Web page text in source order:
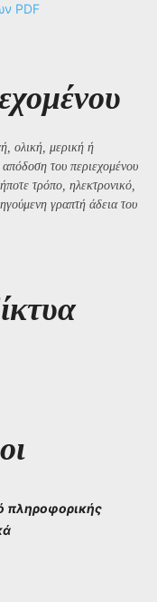
PDF
ολική, μερική ή
του περιεχομένου
τρόπο, ηλεκτρονικό,
γραπτή άδεια του
πληροφορικής